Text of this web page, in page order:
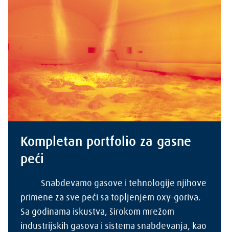
Kompletan portfolio za gasne
peći
Snabdevamo gasove i tehnologije njihove
primene za sve peći sa topljenjem oxy-goriva.
Sa godinama iskustva, širokom mrežom
industrijskih gasova i sistema snabdevanja, kao